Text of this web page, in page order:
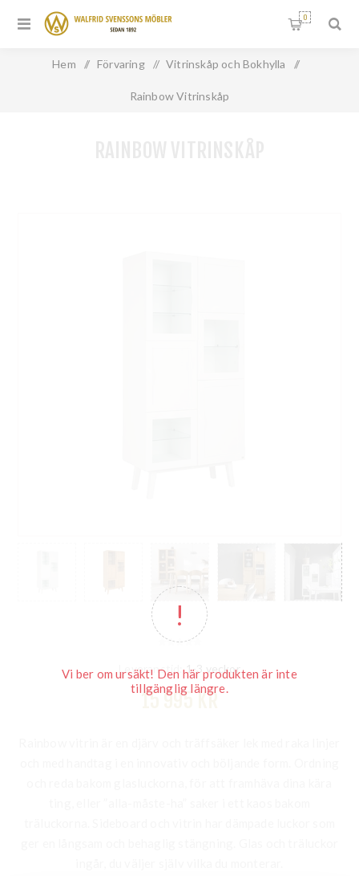
0
Hem / Förvaring / Vitrinskåp och Bokhylla /
Rainbow Vitrinskåp
Vi ber om ursäkt! Den här produkten är inte
tillgänglig längre.
Leveranstid: 1-3 veckor
15 995 KR